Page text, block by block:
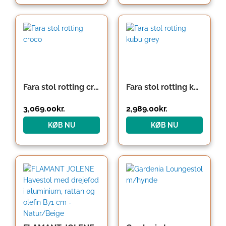
Fara stol rotting croco
3,069.00 kr.
KØB NU
Fara stol rotting kubu grey
2,989.00 kr.
KØB NU
oprindelige
pris
aktuelle